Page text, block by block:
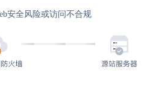
安全风险或访问不合规